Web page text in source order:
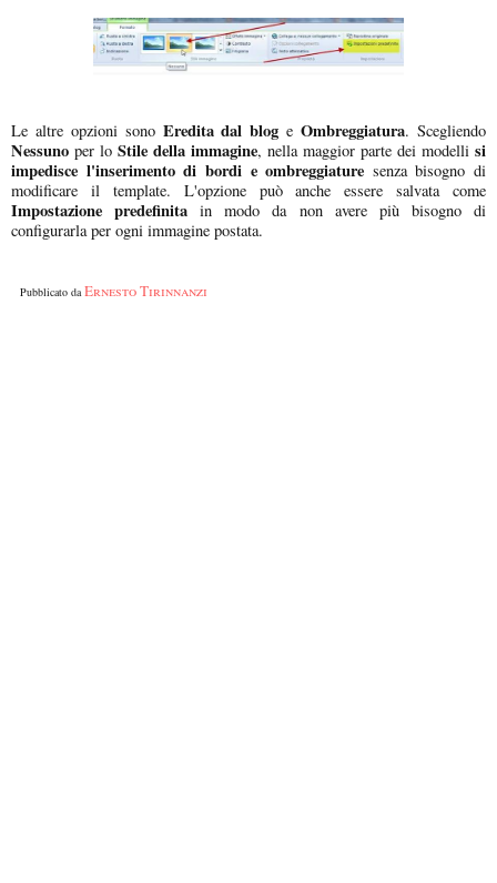
Le altre opzioni sonoEredita dal blog eOmbreggiatura. Scegliendo
Nessuno per lo Stile della immagine, nella maggior parte dei modelli si
impedisce l'inserimento di bordi e ombreggiature senza bisogno di
modificare il template. L'opzione può anche essere salvata come
Impostazione predefinita in modo da non avere più bisogno di
configurarla per ogni immagine postata.
Pubblicato daErnesto Tirinnanzi